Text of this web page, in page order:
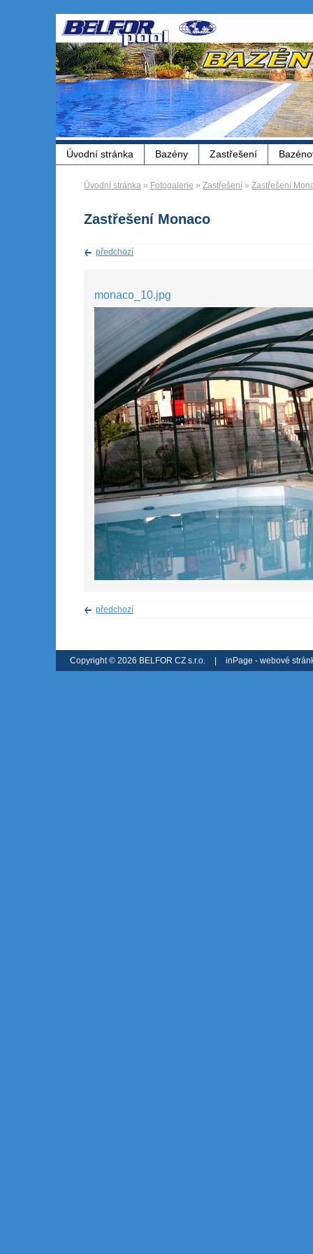
Úvodní stránka Bazény Zastřešení
Úvodní stránka » Fotogalerie » Zastřešení » Zastřešení
Zastřešení Monaco
předchozí
monaco_10.jpg
předchozí
Copyright © 2026 BELFOR CZ s.r.o. | inPage - webové